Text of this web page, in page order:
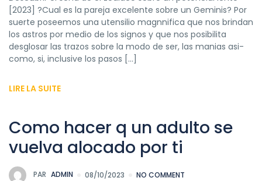
[2023] ?Cual es la pareja excelente sobre un Geminis? Por
suerte poseemos una utensilio magnnifica que nos brindan
los astros por medio de los signos y que nos posibilita
desglosar las trazos sobre la modo de ser, las manias asi­
como, si, inclusive los pasos […]
LIRE LA SUITE
Como hacer q un adulto se
vuelva alocado por ti
PAR ADMIN 08/10/2023 NO COMMENT